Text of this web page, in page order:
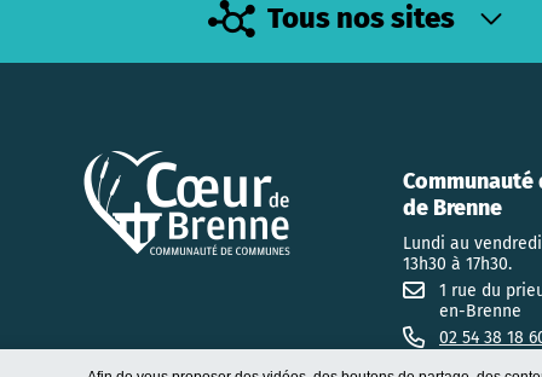
Tous nos sites
Communauté
de Brenne
Lundi au
13h30 à 17h30.
1 rue du
en-Brenne
02 54 38 18